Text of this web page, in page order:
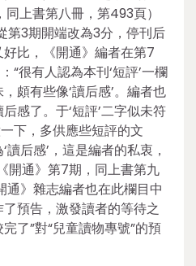
上書第八冊，第493頁）
第3期開端改為3分，停刊后
比，《開通》編者在第7
“很有人認為本刊‘短評’一欄
頗有些像‘讀后感’。編者也
感了。于‘短評’二字似未符
下，多供應些短評的文
后感’，這是編者的私衷，
開通》第7期，同上書第九
通》雜志編者也在此欄目中
預告，激發讀者的等待之
了”對“兒童讀物專號”的預